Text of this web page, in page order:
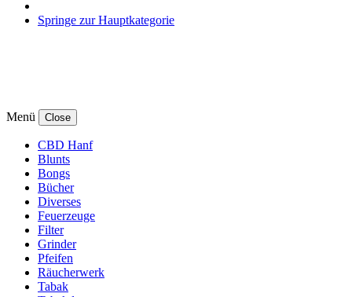
Springe zur Hauptkategorie
Menü Close
CBD Hanf
Blunts
Bongs
Bücher
Diverses
Feuerzeuge
Filter
Grinder
Pfeifen
Räucherwerk
Tabak